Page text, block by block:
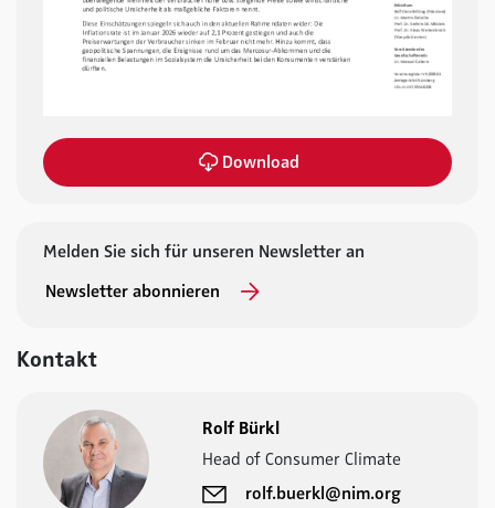
Download
Melden Sie sich für unseren Newsletter an
Newsletter abonnieren
Kontakt
Rolf Bürkl
Head of Consumer Climate
rolf.buerkl@nim.org